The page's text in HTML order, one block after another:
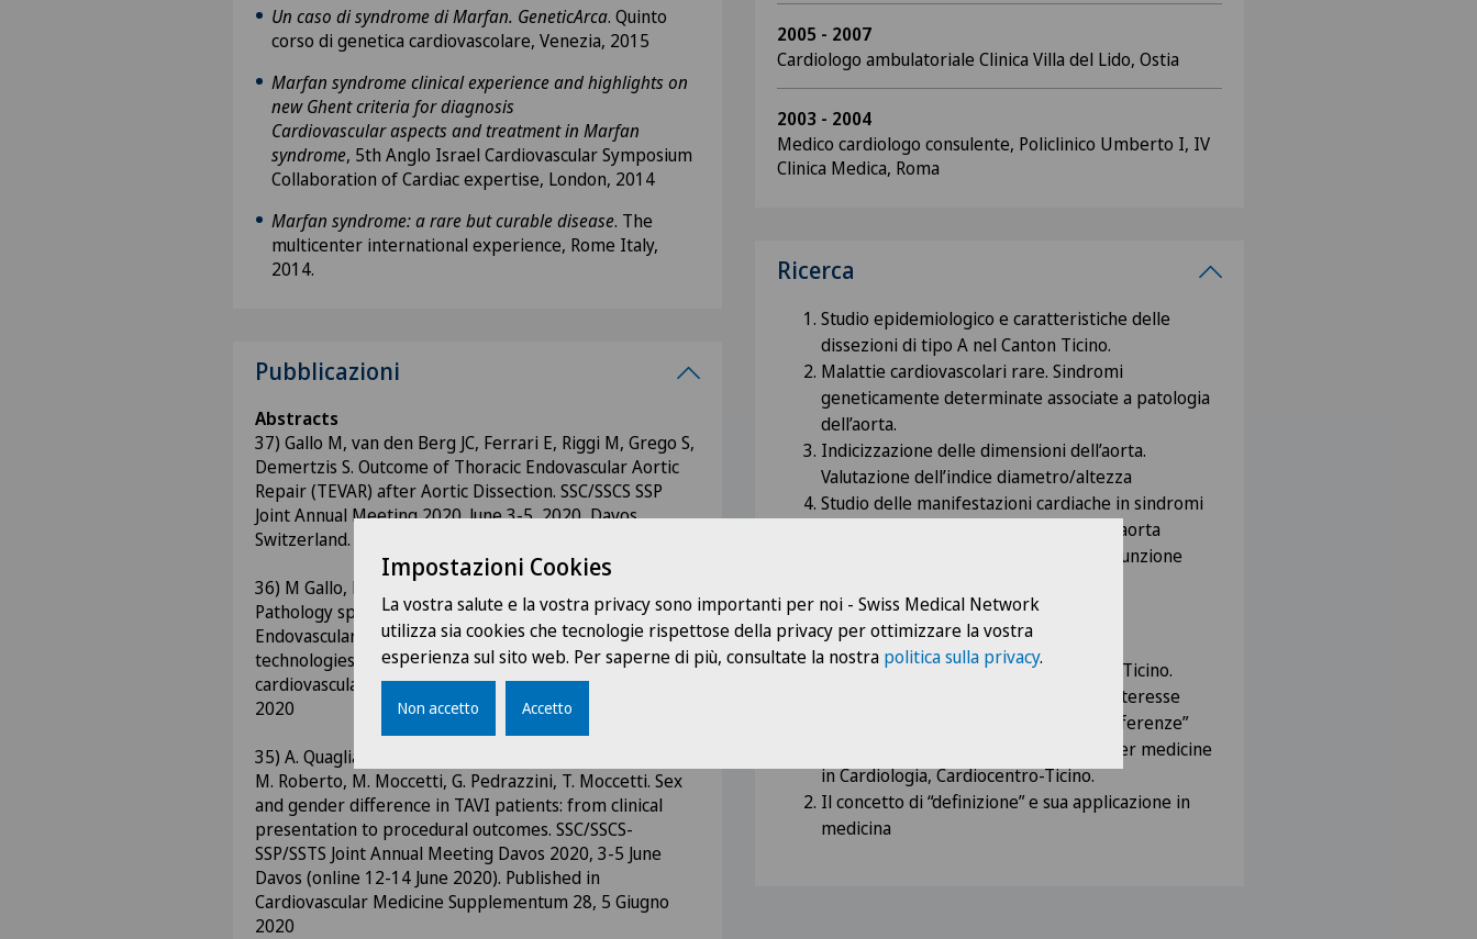
Un caso di syndrome di Marfan. GeneticArca. Quinto
corso di genetica cardiovascolare, Venezia, 2015
Marfan syndrome clinical experience and highlights on
new Ghent criteria for diagnosis
Cardiovascular aspects and treatment in Marfan
syndrome, 5th Anglo Israel Cardiovascular Symposium
Collaboration of Cardiac expertise, London, 2014
Marfan syndrome: a rare but curable disease. The
multicenter international experience, Rome Italy,
2014.
Pubblicazioni
Abstracts
37) Gallo M, van den Berg JC, Ferrari E, Riggi M, Grego S,
Demertzis S. Outcome of Thoracic Endovascular Aortic
Repair (TEVAR) after Aortic Dissection. SSC/SSCS SSP
Joint Annual Meeting 2020. June 3-5, 2020, Davos,
Switzerland.
36) M Gallo, M Riggi, J van den Berg, S Grego, E Ferrari.
Pathology specific aortic outcomes after Thoracic
Endovascular Aortic Repair (TEVAR). Innovation,
technologies and techniques in Cardiothoracic and
cardiovascular/vascular surgery ISMICS. Warsaw 4-6 June
2020
35) A. Quagliana, S. Grego, E. Pasotti, M. Araco, G. Cioffi,
M. Roberto, M. Moccetti, G. Pedrazzini, T. Moccetti. Sex
and gender difference in TAVI patients: from clinical
presentation to procedural outcomes. SSC/SSCS-
SSP/SSTS Joint Annual Meeting Davos 2020, 3-5 June
Davos (online 12-14 June 2020). Published in
Cardiovascular Medicine Supplementum 28, 5 Giugno
2020
2005 - 2007
Cardiologo ambulatoriale Clinica Villa del Lido, Ostia
2003 - 2004
Medico cardiologo consulente, Policlinico Umberto I, IV
Clinica Medica, Roma
Ricerca
Studio epidemiologico e caratteristiche delle
dissezioni di tipo A nel Canton Ticino.
Malattie cardiovascolari rare. Sindromi
geneticamente determinate associate a patologia
dell’aorta.
Indicizzazione delle dimensioni dell’aorta.
Valutazione dell’indice diametro/altezza
Studio delle manifestazioni cardiache in sindromi
associate patologia aneurismatica dell’aorta
(patologia dei lembi mitralici e della giunzione
Attività di studio e di divulgazione attuale
“Sex and gender medicine” nel Canton Ticino.
Ideatrice e fondatrice del gruppo di interesse
“Medicina di genere e scienza delle differenze”
Fondatrice del progetto Sex and Gender medicine
in Cardiologia, Cardiocentro-Ticino.
Il concetto di “definizione” e sua applicazione in
medicina
Impostazioni Cookies
La vostra salute e la vostra privacy sono importanti per noi - Swiss Medical Network
utilizza sia cookies che tecnologie rispettose della privacy per ottimizzare la vostra
esperienza sul sito web. Per saperne di più, consultate la nostra politica sulla privacy.
Non accetto Accetto